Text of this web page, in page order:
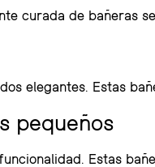
curada de bañeras
elegantes. Estas
pequeños
Estas